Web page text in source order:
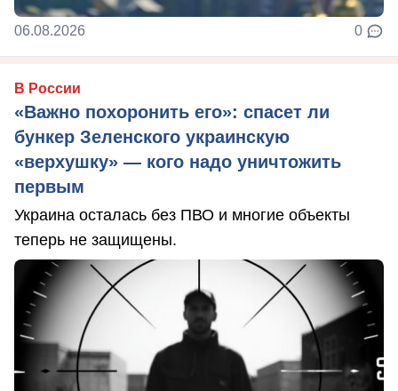
06.08.2026 0
В России
«Важно похоронить его»: спасет ли
бункер Зеленского украинскую
«верхушку» — кого надо уничтожить
первым
Украина осталась без ПВО и многие объекты
теперь не защищены.